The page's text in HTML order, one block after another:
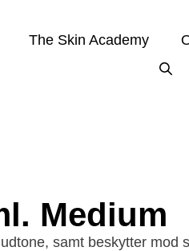
The Skin Academy
Medium
samt beskytter mod